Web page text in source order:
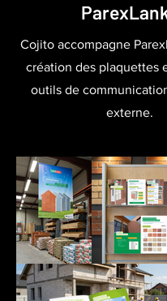
Cojito accompagne
création des plaquettes
outils de
externe.